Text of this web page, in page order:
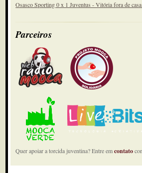
Osasco Sporting 0 x 1 Juventus - Vitória fora de
Parceiros
Quer apoiar a torcida juventina? Entre emcontato